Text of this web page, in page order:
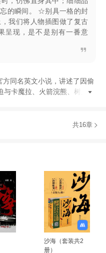
的瞬间。 ☆别具一格的封
我们将人物插图做了复古
呈现，是不是别有一番意
方同名英文小说 ， 讲述了因偷
与卡魔拉、 火箭浣熊、 树人格
共16章
沙海（套装共2
册）